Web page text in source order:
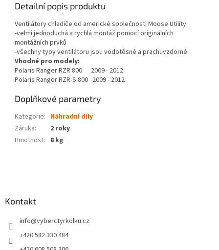
Detailní popis produktu
Ventilátory chladiče od americké společnosti Moose Utility.
-velmi jednoduchá a rychlá montáž pomocí originálních
montážních prvků
-všechny typy ventilátoru jsou vodotěsné a prachuvzdorné
Vhodné pro modely:
Polaris Ranger RZR 800 2009 - 2012
Polaris Ranger RZR-S 800 2009 - 2012
Doplňkové parametry
Kategorie: Náhradní díly
Záruka:
2 roky
Hmotnost: 8 kg
Kontakt
info@vyberctyrkolku.cz
+420 582 330 484